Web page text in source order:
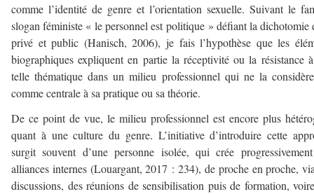
comme l’identité de genre et l’orientation sexuelle. Suivant le
slogan féministe « le personnel est politique » défiant la dichotomie
privé et public (Hanisch, 2006), je fais l’hypothèse que les
biographiques expliquent en partie la réceptivité ou la résistance
telle thématique dans un milieu professionnel qui ne la
comme centrale à sa pratique ou sa théorie.
De ce point de vue, le milieu professionnel est encore plus
quant à une culture du genre. L’initiative d’introduire cette
surgit souvent d’une personne isolée, qui crée
alliances internes (Louargant, 2017 : 234), de proche en proche,
discussions, des réunions de sensibilisation puis de formation,